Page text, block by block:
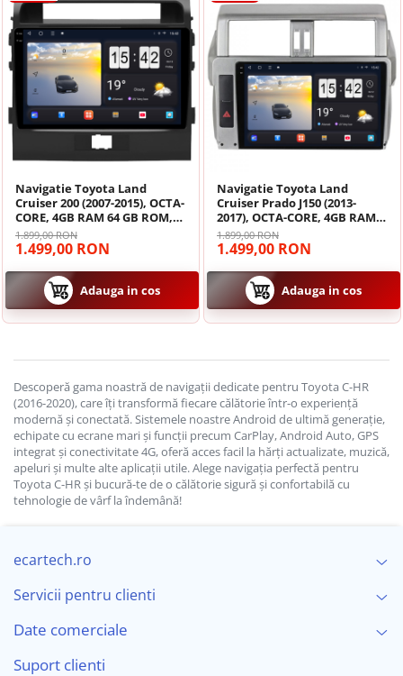
Navigatie Toyota Land
Cruiser 200 (2007-2015), OCTA-
CORE, 4GB RAM 64 GB ROM,
Android 14, ecran 2K QLED
2000 X 1200 PX, 9.5 inch -
ECARTECH
1.899,00 RON
1.499,00 RON
Adauga in cos
Navigatie Toyota Land
Cruiser Prado J150 (2013-
2017), OCTA-CORE, 4GB RAM
64 GB ROM, Android 14, ecran
2K QLED 2000 X 1200 PX, 9.5
inch - ECARTECH
1.899,00 RON
1.499,00 RON
Adauga in cos
Descoperă gama noastră de navigații dedicate pentru Toyota C-HR
(2016-2020), care îți transformă fiecare călătorie într-o experiență
modernă și conectată. Sistemele noastre Android de ultimă generație,
echipate cu ecrane mari și funcții precum CarPlay, Android Auto, GPS
integrat și conectivitate 4G, oferă acces facil la hărți actualizate, muzică,
apeluri și multe alte aplicații utile. Alege navigația perfectă pentru
Toyota C-HR și bucură-te de o călătorie sigură și confortabilă cu
tehnologie de vârf la îndemână!
ecartech.ro
Servicii pentru clienti
Date comerciale
Suport clienti